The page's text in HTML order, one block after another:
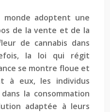
monde adoptent une
de la vente et de la
de cannabis dans
la loi qui régit
se montre floue et
à eux, les individus
la consommation
adaptée à leurs